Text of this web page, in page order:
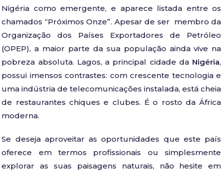
Nigéria como emergente, e aparece listada entre os
chamados “Próximos Onze”. Apesar de ser membro da
Organização dos Países Exportadores de Petróleo
(OPEP), a maior parte da sua população ainda vive na
pobreza absoluta. Lagos, a principal cidade da Nigéria,
possui imensos contrastes: com crescente tecnologia e
uma indústria de telecomunicações instalada, está cheia
de restaurantes chiques e clubes. É o rosto da África
moderna.
Se deseja aproveitar as oportunidades que este país
oferece em termos profissionais ou simplesmente
explorar as suas paisagens naturais, não hesite em